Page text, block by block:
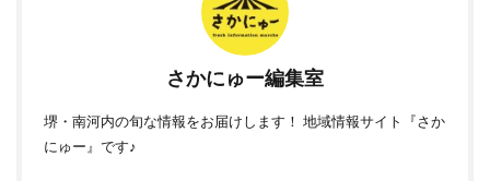
さかにゅー編集室
堺・南河内の旬な情報をお届けします！ 地域情報サイト『さか
にゅー』です♪